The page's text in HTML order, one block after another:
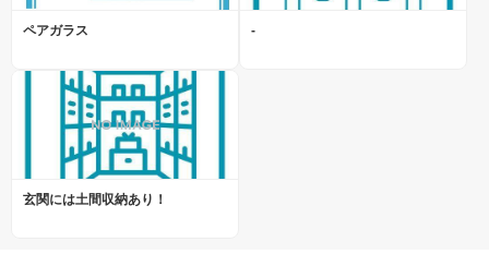
ペアガラス -
玄関には土間収納あり！